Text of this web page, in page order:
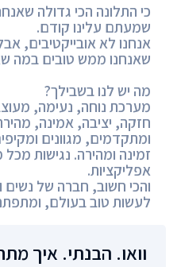
כי התלונה הכי גדולה
שמעתם עלינו קודם.
אנחנו לא אובייקטיבים,
שאנחנו ממש טובים במה
מה יש לנו בשבילך?
מערכת נוחה, נעימה,
חזקה, יציבה, אמינה,
ומתקדמים, מגוונים
זמינה ומהירה. נגישות
אפליקציות.
והכי חשוב, חברה של נשים
לעשות טוב בעולם,
וואו. הבנתי. איך